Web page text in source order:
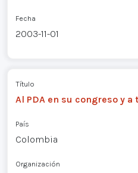
Fecha
2003-11-01
Título
Al PDA en su congreso y
País
Colombia
Organización